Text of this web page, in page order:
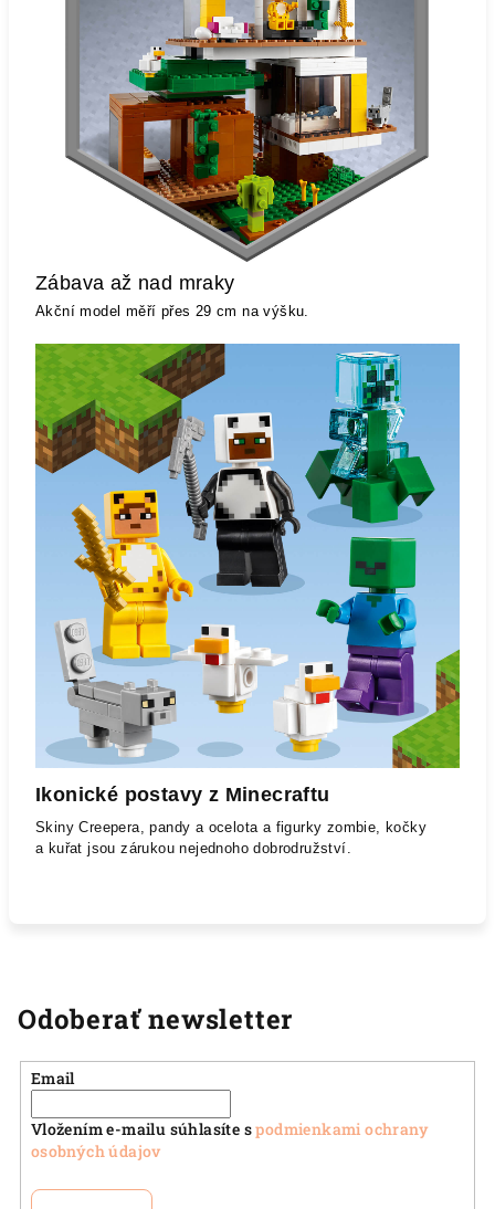
Zábava až nad mraky
Akční model měří přes 29 cm na výšku.
Ikonické postavy z Minecraftu
Skiny Creepera, pandy a ocelota a figurky zombie, kočky
a kuřat jsou zárukou nejednoho dobrodružství.
Odoberať newsletter
Email
Vložením e-mailu súhlasíte spodmienkami ochrany
osobných údajov